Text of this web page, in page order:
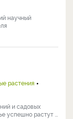
научный
растения
и садовых
растут ...